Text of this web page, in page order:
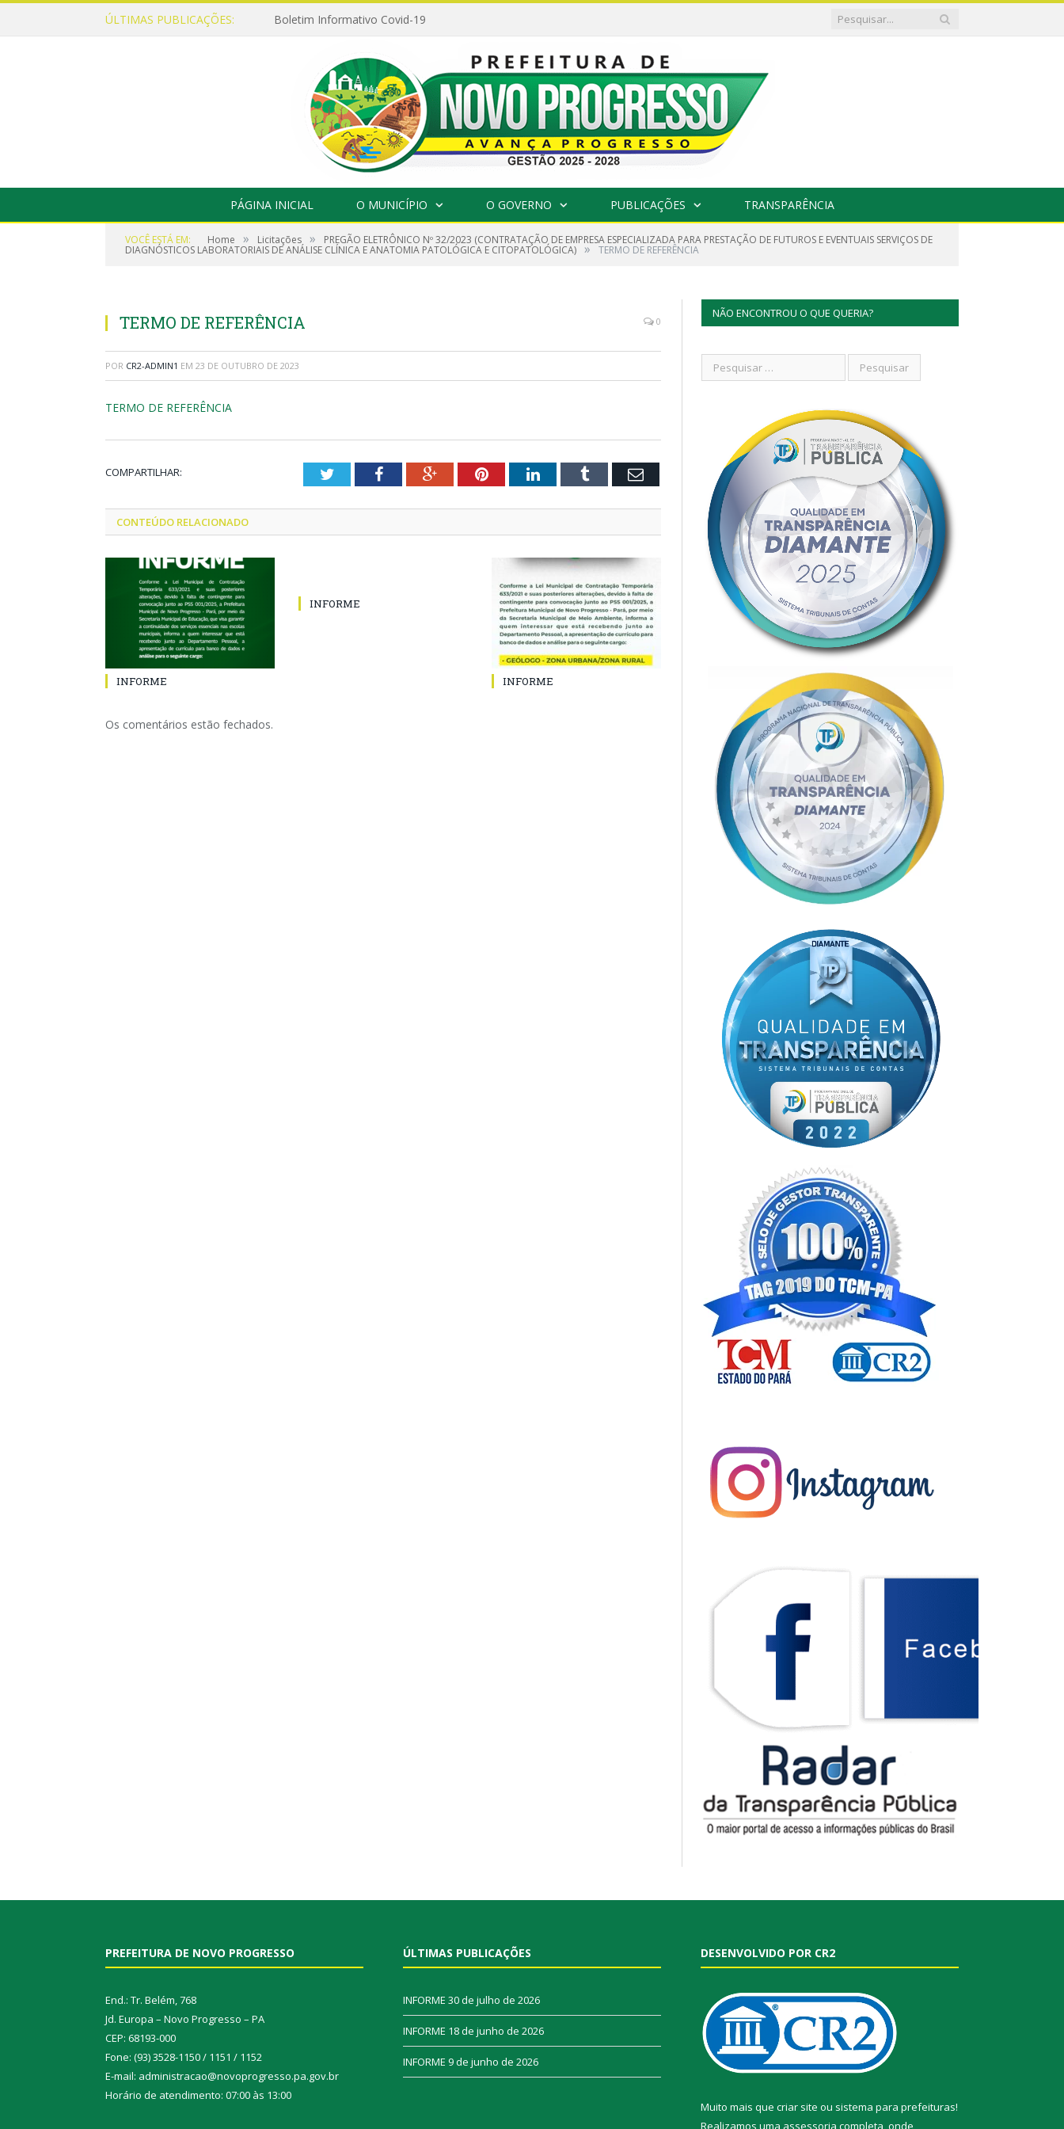
ÚLTIMAS PUBLICAÇÕES: Boletim Informativo Covid-19
PÁGINA INICIAL O MUNICÍPIO O GOVERNO PUBLICAÇÕES TRANSPARÊNCIA
VOCÊ ESTÁ EM: Home » Licitações » PREGÃO ELETRÔNICO Nº 32/2023 (CONTRATAÇÃO DE EMPRESA ESPECIALIZADA PARA PRESTAÇÃO DE FUTUROS E EVENTUAIS SERVIÇOS DE
DIAGNÓSTICOS LABORATORIAIS DE ANÁLISE CLÍNICA E ANATOMIA PATOLÓGICA E CITOPATOLÓGICA) » TERMO DE REFERÊNCIA
TERMO DE REFERÊNCIA 0
POR CR2-ADMIN1 EM 23 DE OUTUBRO DE 2023
TERMO DE REFERÊNCIA
COMPARTILHAR: TwitterFacebookGoogle+PinterestLinkedInTumblr Email
CONTEÚDO RELACIONADO
INFORME
INFORME
INFORME
Os comentários estão fechados.
NÃO ENCONTROU O QUE QUERIA?
PREFEITURA DE NOVO PROGRESSO
End.: Tr. Belém, 768
Jd. Europa – Novo Progresso – PA
CEP: 68193-000
Fone: (93) 3528-1150 / 1151 / 1152
E-mail: administracao@novoprogresso.pa.gov.br
Horário de atendimento: 07:00 às 13:00
ÚLTIMAS PUBLICAÇÕES
INFORME 30 de julho de 2026
INFORME 18 de junho de 2026
INFORME 9 de junho de 2026
DESENVOLVIDO POR CR2
Muito mais que criar site ou sistema para prefeituras!
Realizamos uma assessoria completa, onde